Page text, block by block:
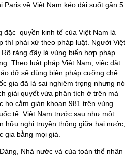
về Việt Nam kéo dài suốt gần 5
đặc quyền kinh tế của Việt Nam là
thì phải xử theo pháp luật. Người Việt
ràng đây là vùng biển hợp pháp
Theo luật pháp Việt Nam, việc đặt
dỡ sẽ dùng biện pháp cưỡng chế…
gia đã là sai nghiêm trọng nhưng nó
giải quyết vừa phân tích ở trên mà
họ cắm giàn khoan 981 trên vùng
tế. Việt Nam trước sau như một
hữu nghị truyền thống giữa hai nước,
gia bằng mọi giá.
Nhà nước và của toàn thể nhân